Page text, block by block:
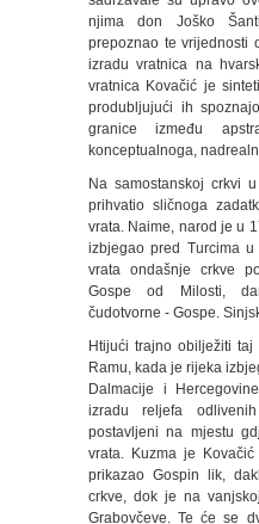
njima don Joško
prepoznao te vrijednosti
izradu vratnica na
vratnica Kovačić je
produbljujući ih
granice između
konceptualnoga,
Na samostanskoj crkvi
prihvatio sličnoga
vrata. Naime, narod je u
izbjegao pred Turcima
vrata ondašnje crkve
Gospe od Milosti,
čudotvorne - Gospe.
Htijući trajno obilježiti
Ramu, kada je rijeka
Dalmacije i
izradu reljefa
postavljeni na mjestu
vrata. Kuzma je
prikazao Gospin lik,
crkve, dok je na
Grabovčeve. Te će se